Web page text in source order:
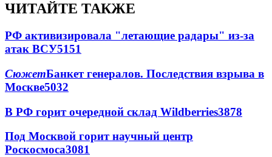
ЧИТАЙТЕ ТАКЖЕ
РФ активизировала "летающие радары" из-за
атак ВСУ5151
СюжетБанкет генералов. Последствия взрыва в
Москве5032
В РФ горит очередной склад Wildberries3878
Под Москвой горит научный центр
Роскосмоса3081